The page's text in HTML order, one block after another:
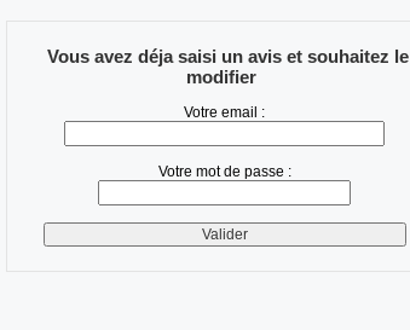
Vous avez déja saisi un avis et souhaitez le
modifier
Votre email :
Votre mot de passe :